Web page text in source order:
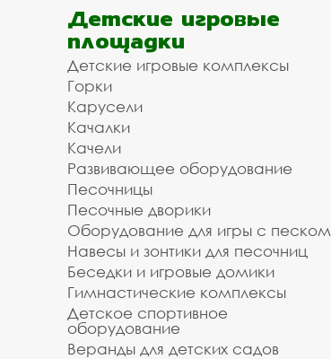
Детские игровые
площадки
Детские игровые комплексы
Горки
Карусели
Качалки
Качели
Развивающее оборудование
Песочницы
Песочные дворики
Оборудование для игры с песком
Навесы и зонтики для песочниц
Беседки и игровые домики
Гимнастические комплексы
Детское спортивное
оборудование
Веранды для детских садов